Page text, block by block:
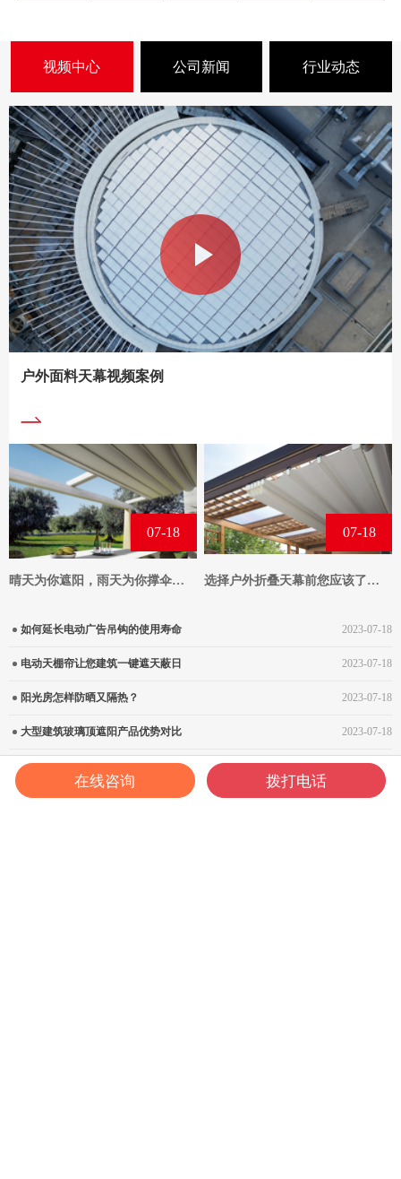
视频中心 公司新闻 行业动态
户外面料天幕视频案例
07-18
晴天为你遮阳，雨天为你撑伞，户外防水天幕应用分享！
07-18
选择户外折叠天幕前您应该了解这些
如何延长电动广告吊钩的使用寿命 2023-07-18
电动天棚帘让您建筑一键遮天蔽日 2023-07-18
阳光房怎样防晒又隔热？ 2023-07-18
大型建筑玻璃顶遮阳产品优势对比 2023-07-18
汽车4S专卖店遮阳解决方案 2023-07-18
在线咨询 拨打电话